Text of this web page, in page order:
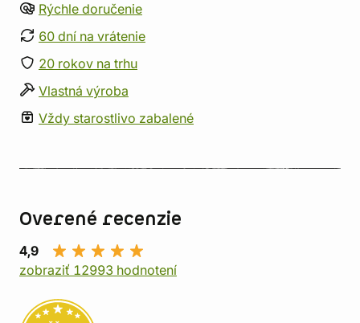
Rýchle doručenie
60 dní na vrátenie
20 rokov na trhu
Vlastná výroba
Vždy starostlivo zabalené
Overené recenzie
4,9
zobraziť 12993 hodnotení